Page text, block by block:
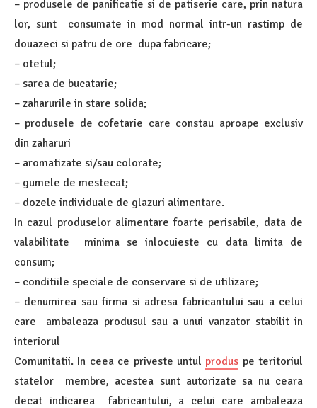
– produsele de panificatie si de patiserie care, prin natura
lor, sunt consumate in mod normal intr-un rastimp de
douazeci si patru de ore dupa fabricare;
– otetul;
– sarea de bucatarie;
– zaharurile in stare solida;
– produsele de cofetarie care constau aproape exclusiv
din zaharuri
– aromatizate si/sau colorate;
– gumele de mestecat;
– dozele individuale de glazuri alimentare.
In cazul produselor alimentare foarte perisabile, data de
valabilitate minima se inlocuieste cu data limita de
consum;
– conditiile speciale de conservare si de utilizare;
– denumirea sau firma si adresa fabricantului sau a celui
care ambaleaza produsul sau a unui vanzator stabilit in
interiorul
Comunitatii. In ceea ce priveste untul produs pe teritoriul
statelor membre, acestea sunt autorizate sa nu ceara
decat indicarea fabricantului, a celui care ambaleaza